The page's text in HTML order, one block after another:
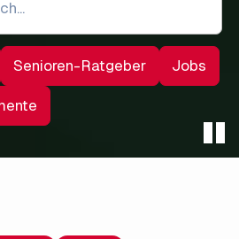
Senioren-Ratgeber Jobs